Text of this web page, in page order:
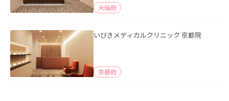
大阪府
いびきメディカルクリニック 京都院
京都府